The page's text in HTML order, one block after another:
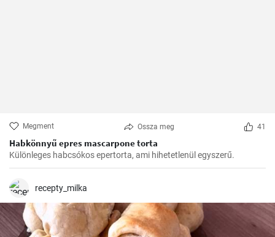
Megment Ossza meg 41
Habkönnyű epres mascarpone torta
Különleges habcsókos epertorta, ami hihetetlenül egyszerű.
recepty_milka